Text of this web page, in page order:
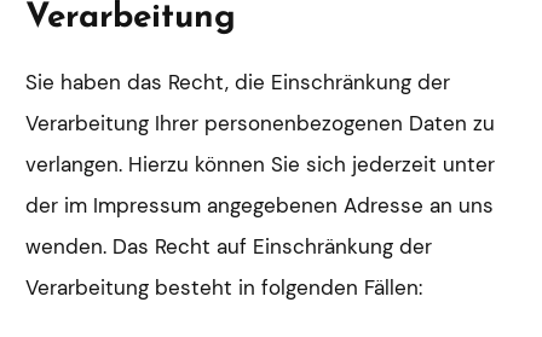
Verarbeitung
Sie haben das Recht, die Einschränkung der
Verarbeitung Ihrer personenbezogenen Daten zu
verlangen. Hierzu können Sie sich jederzeit unter
der im Impressum angegebenen Adresse an uns
wenden. Das Recht auf Einschränkung der
Verarbeitung besteht in folgenden Fällen: